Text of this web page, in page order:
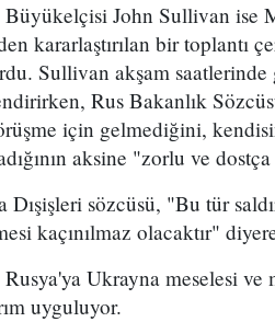
John Sullivan ise
kararlaştırılan bir toplantı
Sullivan akşam
Rus Bakanlık
için gelmediğini,
aksine "zorlu ve
Dışişleri sözcüsü, "Bu tür
kaçınılmaz olacaktır"
Ukrayna meselesi
uyguluyor.